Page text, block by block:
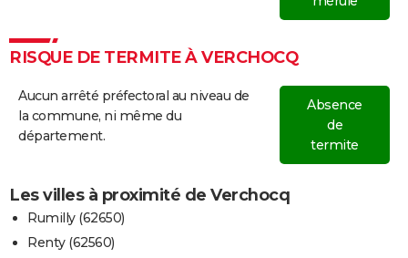
RISQUE DE TERMITE À VERCHOCQ
Aucun arrêté préfectoral au niveau de
la commune, ni même du
département.
Absence
de
termite
Les villes à proximité de Verchocq
Rumilly (62650)
Renty (62560)